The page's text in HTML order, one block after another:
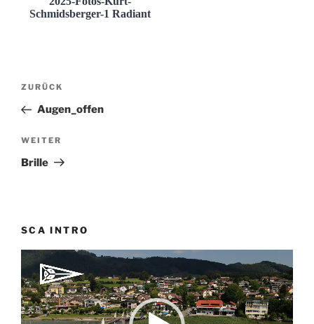
Schmidsberger-1 Radiant
Beitragsnavigation
Vorheriger
Beitrag
ZURÜCK
Augen_offen
Nächster
Beitrag
WEITER
Brille
SCA INTRO
Video-
Player